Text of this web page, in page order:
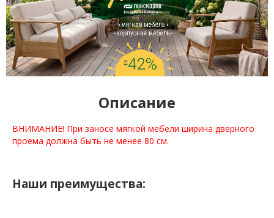
Описание
ВНИМАНИЕ! При заносе мягкой мебели ширина дверного
проема должна быть не менее 80 см.
Наши преимущества: